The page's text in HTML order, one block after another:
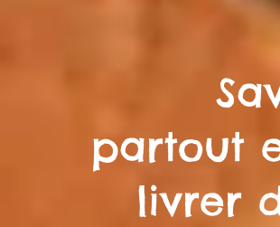
partout
livrer